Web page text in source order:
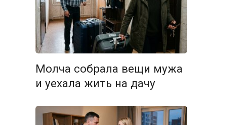
Молча собрала вещи мужа
и уехала жить на дачу